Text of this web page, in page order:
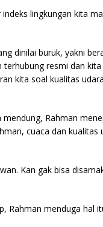
lingkungan kita
dinilai buruk, yakni
resmi dan
kita soal kualitas
Rahman
cuaca dan kualitas
Kan gak bisa
Rahman menduga hal